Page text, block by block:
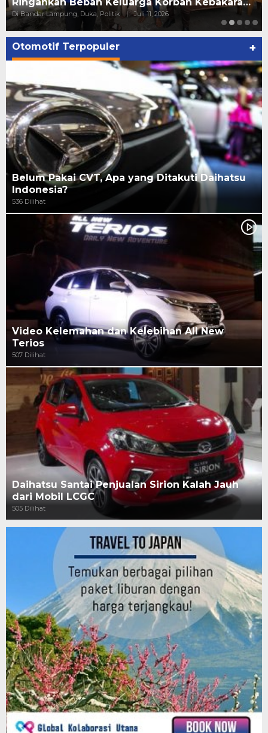
Di Bandar Lampung, Duka, Politik | Juli 11, 2026
Otomotif Terpopuler +
Belum Pakai CVT, Apa yang Ditakuti Daihatsu
Indonesia?
536 Dilihat
Video Kelemahan dan Kelebihan All New
Terios
507 Dilihat
Daihatsu Santai Penjualan Sirion Kalah Jauh
dari Mobil LCGC
505 Dilihat